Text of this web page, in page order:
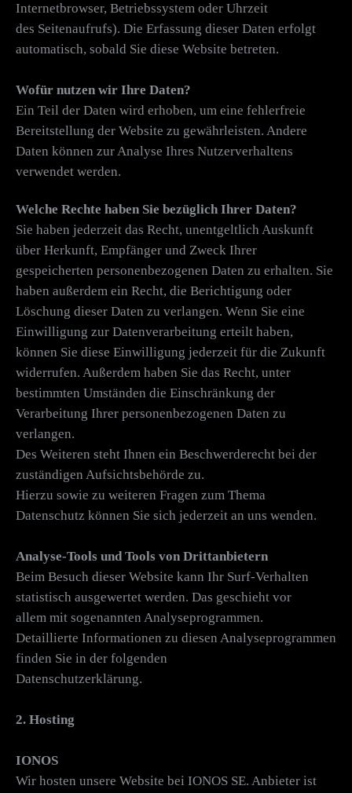
Internetbrowser, Betriebssystem oder Uhrzeit
des Seitenaufrufs). Die Erfassung dieser Daten erfolgt
automatisch, sobald Sie diese Website betreten.
Wofür nutzen wir Ihre Daten?
Ein Teil der Daten wird erhoben, um eine fehlerfreie
Bereitstellung der Website zu gewährleisten. Andere
Daten können zur Analyse Ihres Nutzerverhaltens
verwendet werden.
Welche Rechte haben Sie bezüglich Ihrer Daten?
Sie haben jederzeit das Recht, unentgeltlich Auskunft
über Herkunft, Empfänger und Zweck Ihrer
gespeicherten personenbezogenen Daten zu erhalten. Sie
haben außerdem ein Recht, die Berichtigung oder
Löschung dieser Daten zu verlangen. Wenn Sie eine
Einwilligung zur Datenverarbeitung erteilt haben,
können Sie diese Einwilligung jederzeit für die Zukunft
widerrufen. Außerdem haben Sie das Recht, unter
bestimmten Umständen die Einschränkung der
Verarbeitung Ihrer personenbezogenen Daten zu
verlangen.
Des Weiteren steht Ihnen ein Beschwerderecht bei der
zuständigen Aufsichtsbehörde zu.
Hierzu sowie zu weiteren Fragen zum Thema
Datenschutz können Sie sich jederzeit an uns wenden.
Analyse-Tools und Tools von Drittanbietern
Beim Besuch dieser Website kann Ihr Surf-Verhalten
statistisch ausgewertet werden. Das geschieht vor
allem mit sogenannten Analyseprogrammen.
Detaillierte Informationen zu diesen Analyseprogrammen
finden Sie in der folgenden
Datenschutzerklärung.
2. Hosting
IONOS
Wir hosten unsere Website bei IONOS SE. Anbieter ist